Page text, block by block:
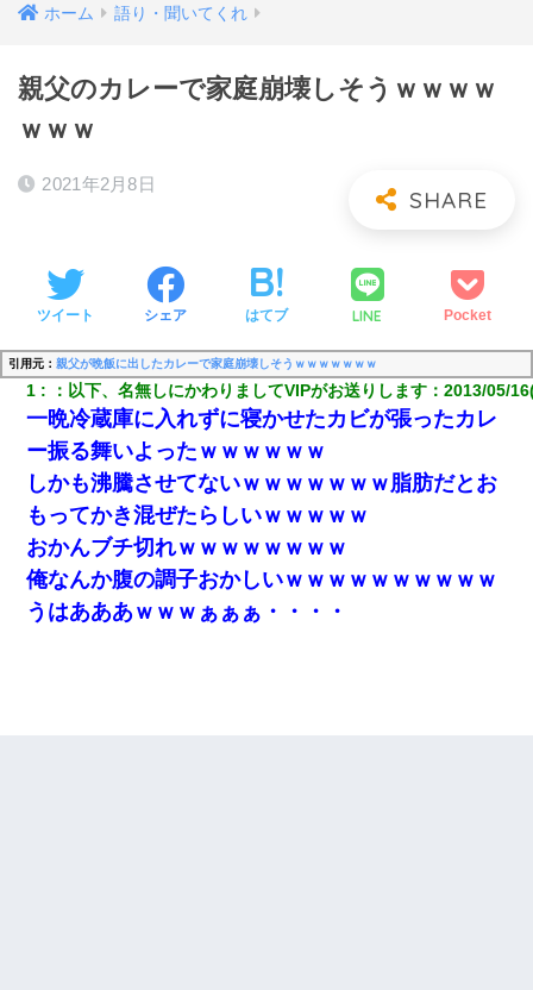
ホーム 語り・聞いてくれ
親父のカレーで家庭崩壊しそうｗｗｗｗ
ｗｗｗ
2021年2月8日
ツイート シェア はてブ LINE Pocket
引用元： 親父が晩飯に出したカレーで家庭崩壊しそうｗｗｗｗｗｗｗ
1 ： 以下、名無しにかわりましてVIPがお送りします ：2013/05/
一晩冷蔵庫に入れずに寝かせたカビが張ったカレ
ー振る舞いよったｗｗｗｗｗｗ
しかも沸騰させてないｗｗｗｗｗｗｗ脂肪だとお
もってかき混ぜたらしいｗｗｗｗｗ
おかんブチ切れｗｗｗｗｗｗｗｗ
俺なんか腹の調子おかしいｗｗｗｗｗｗｗｗｗｗ
うはあああｗｗｗぁぁぁ・・・・